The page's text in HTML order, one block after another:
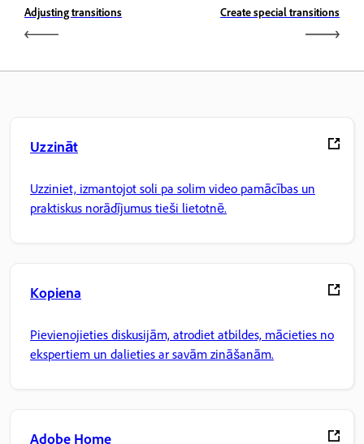
Adjusting transitions Create special transitions
Uzzināt
Uzziniet, izmantojot soli pa solim video pamācības un
praktiskus norādījumus tieši lietotnē.
Kopiena
Pievienojieties diskusijām, atrodiet atbildes, mācieties no
ekspertiem un dalieties ar savām zināšanām.
Adobe Home